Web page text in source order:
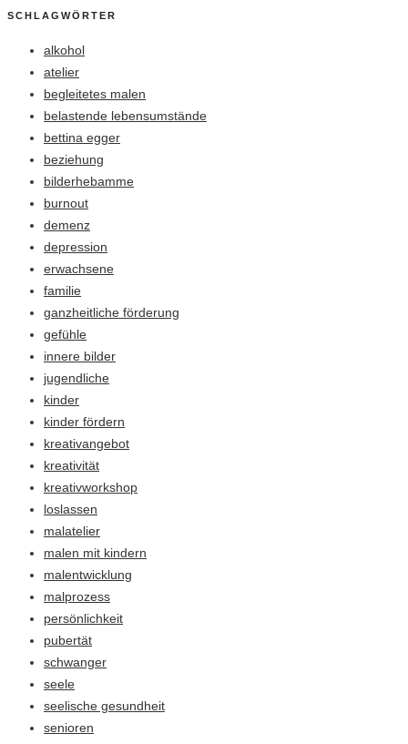
SCHLAGWÖRTER
alkohol
atelier
begleitetes malen
belastende lebensumstände
bettina egger
beziehung
bilderhebamme
burnout
demenz
depression
erwachsene
familie
ganzheitliche förderung
gefühle
innere bilder
jugendliche
kinder
kinder fördern
kreativangebot
kreativität
kreativworkshop
loslassen
malatelier
malen mit kindern
malentwicklung
malprozess
persönlichkeit
pubertät
schwanger
seele
seelische gesundheit
senioren